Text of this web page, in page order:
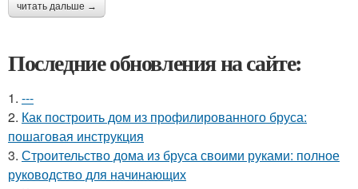
читать дальше →
Последние обновления на сайте:
1. ---
2. Как построить дом из профилированного бруса:
пошаговая инструкция
3. Строительство дома из бруса своими руками: полное
руководство для начинающих